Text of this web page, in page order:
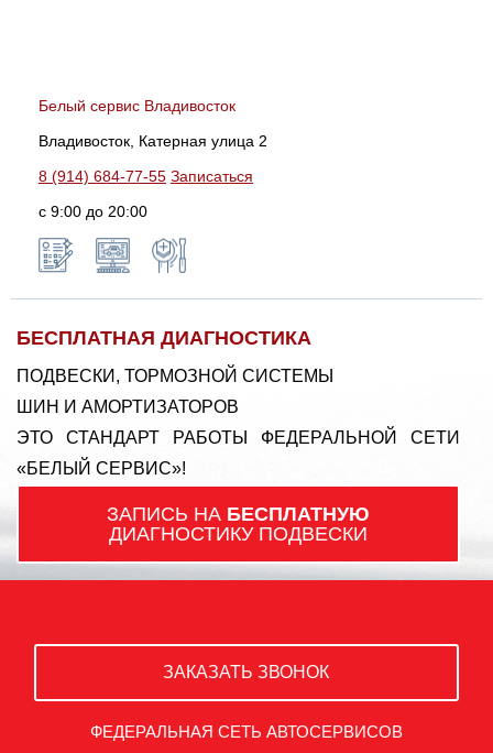
Белый сервис Владивосток
Владивосток, Катерная улица 2
8 (914) 684-77-55 Записаться
с 9:00 до 20:00
БЕСПЛАТНАЯ ДИАГНОСТИКА
ПОДВЕСКИ, ТОРМОЗНОЙ СИСТЕМЫ
ШИН И АМОРТИЗАТОРОВ
ЭТО СТАНДАРТ РАБОТЫ ФЕДЕРАЛЬНОЙ СЕТИ
«БЕЛЫЙ СЕРВИС»!
ЗАПИСЬ НА БЕСПЛАТНУЮ
ДИАГНОСТИКУ ПОДВЕСКИ
ЗАКАЗАТЬ ЗВОНОК
ФЕДЕРАЛЬНАЯ СЕТЬ АВТОСЕРВИСОВ